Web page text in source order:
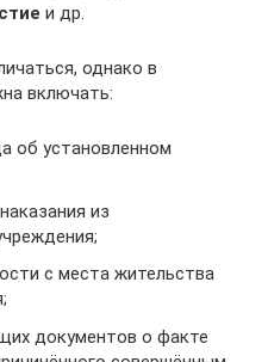
и др.
однако в
включать:
об установленном
из
с места жительства
документов о факте